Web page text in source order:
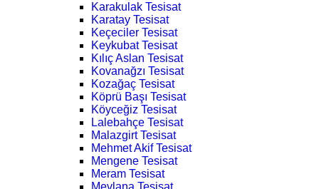
Karakulak Tesisat
Karatay Tesisat
Keçeciler Tesisat
Keykubat Tesisat
Kılıç Aslan Tesisat
Kovanağzı Tesisat
Kozağaç Tesisat
Köprü Başı Tesisat
Köyceğiz Tesisat
Lalebahçe Tesisat
Malazgirt Tesisat
Mehmet Akif Tesisat
Mengene Tesisat
Meram Tesisat